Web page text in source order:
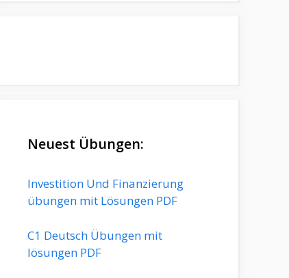
Neuest Übungen:
Investition Und Finanzierung
übungen mit Lösungen PDF
C1 Deutsch Übungen mit
lösungen PDF